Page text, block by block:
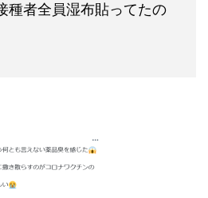
種者全員湿布貼ってたの